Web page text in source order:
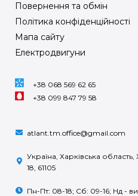
Повернення та обмін
Політика конфіденційності
Мапа сайту
Електродвигуни
+38 068 569 62 65
+38 099 847 79 58
atlant.tm.office@gmail.com
Україна, Харківська
18, 61105
Пн-Пт: 08-18; Сб: 09-16; Нд -